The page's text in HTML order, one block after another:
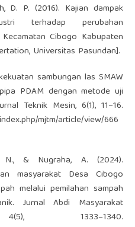
D. P. (2016). Kajian dampak
terhadap perubahan
Cibogo Kabupaten
Universitas Pasundan].
sambungan las SMAW
PDAM dengan metode uji
Teknik Mesin, 6(1), 11–16.
mjtm/article/view/666
& Nugraha, A. (2024).
masyarakat Desa Cibogo
melalui pemilahan sampah
Jurnal Abdi Masyarakat
1333–1340.